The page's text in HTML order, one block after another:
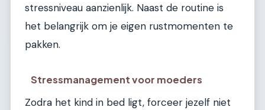
stressniveau aanzienlijk. Naast de routine is
het belangrijk om je eigen rustmomenten te
pakken.
Stressmanagement voor moeders
Zodra het kind in bed ligt, forceer jezelf niet